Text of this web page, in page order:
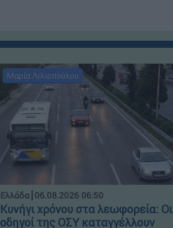
Μαρία Λιλιοπούλου
Ελλάδα┋06.08.2026 06:50
Κυνήγι χρόνου στα λεωφορεία: Οι
οδηγοί της ΟΣΥ καταγγέλλουν